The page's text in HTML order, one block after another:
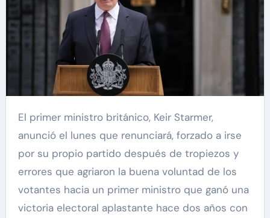
El primer ministro británico, Keir Starmer,
anunció el lunes que renunciará, forzado a irse
por su propio partido después de tropiezos y
errores que agriaron la buena voluntad de los
votantes hacia un primer ministro que ganó una
victoria electoral aplastante hace dos años con